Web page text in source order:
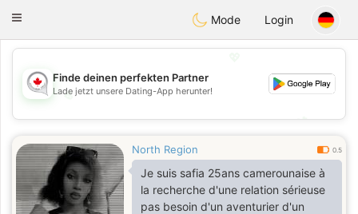
CANADIANchat
Toggle
Mode Login
💖
💕
Finde deinen perfekten Partner
Lade jetzt unsere Dating-App herunter!
North Region 0.5
Je suis safia 25ans camerounaise à
la recherche d'une relation sérieuse
pas besoin d'un aventurier d'un